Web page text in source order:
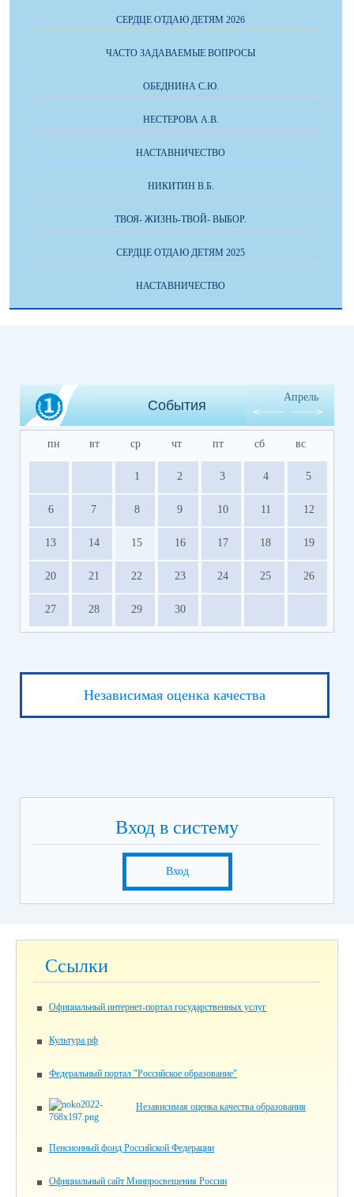
СЕРДЦЕ ОТДАЮ ДЕТЯМ 2026
ЧАСТО ЗАДАВАЕМЫЕ ВОПРОСЫ
ОБЕДНИНА С.Ю.
НЕСТЕРОВА А.В.
НАСТАВНИЧЕСТВО
НИКИТИН В.Б.
ТВОЯ- ЖИЗНЬ-ТВОЙ- ВЫБОР.
СЕРДЦЕ ОТДАЮ ДЕТЯМ 2025
НАСТАВНИЧЕСТВО
События
Апрель
пн вт ср чт пт сб вс
1 2 3 4 5
6 7 8 9 10 11 12
13 14 15 16 17 18 19
20 21 22 23 24 25 26
27 28 29 30
Независимая оценка качества
Вход в систему
Вход
Ссылки
Официальный интернет-портал государственных услуг
Культура.рф
Федеральный портал "Российское образование"
Независимая оценка качества образования
Пенсионный фонд Российской Федерации
Официальный сайт Минпросвещения России